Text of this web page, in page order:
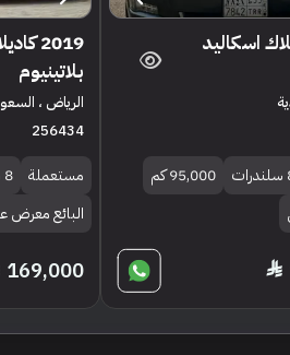
اسكاليد
95,000 كم
2019
بلاتينيوم
الرياض ،
256434
مستعملة 8 سلندرات
البائع معرض
169,000